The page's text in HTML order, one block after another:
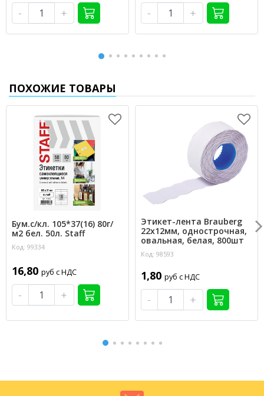
- + - +
ПОХОЖИЕ ТОВАРЫ
Бум.с/кл. 105*37(16) 80г/
м2 бел. 50л. Staff
Код: 99334
16,80 руб с НДС
- +
Этикет-лента Brauberg
22х12мм, однострочная,
овальная, белая, 800шт
Код: 98593
1,80 руб с НДС
- +